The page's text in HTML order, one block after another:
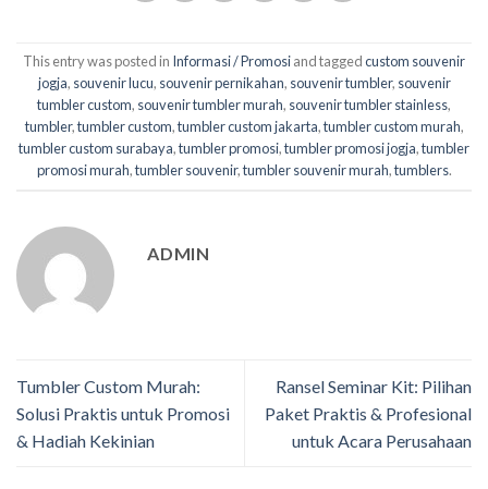
This entry was posted in Informasi / Promosiand taggedcustom souvenir
jogja, souvenir lucu, souvenir pernikahan, souvenir tumbler, souvenir
tumbler custom, souvenir tumbler murah, souvenir tumbler stainless,
tumbler,tumbler custom,tumbler custom jakarta,tumbler custom murah,
tumbler custom surabaya,tumbler promosi,tumbler promosi jogja,tumbler
promosi murah,tumbler souvenir,tumbler souvenir murah,tumblers.
ADMIN
Tumbler Custom Murah:
Solusi Praktis untuk Promosi
& Hadiah Kekinian
Ransel Seminar Kit: Pilihan
Paket Praktis & Profesional
untuk Acara Perusahaan